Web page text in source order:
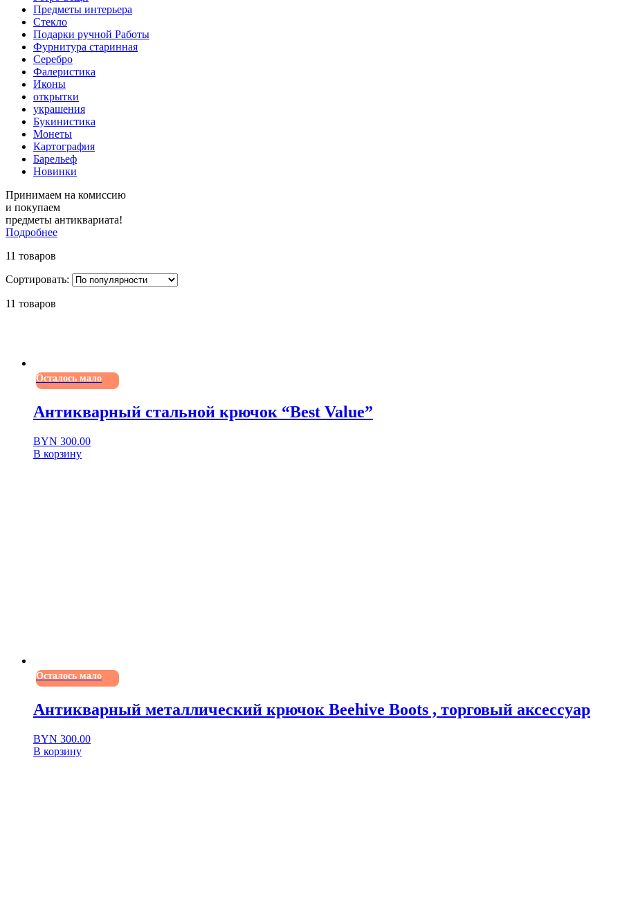
Предметы интерьера
Стекло
Подарки ручной Работы
Фурнитура старинная
Серебро
Фалеристика
Иконы
открытки
украшения
Букинистика
Монеты
Картография
Барельеф
Новинки
Принимаем на комиссию
и покупаем
предметы антиквариата!
Подробнее
11 товаров
Сортировать:
11 товаров
Осталось мало
Антикварный стальной крючок “Best Value”
BYN 300.00
В корзину
Осталось мало
Антикварный металлический крючок Beehive Boots , торговый аксессуар
BYN 300.00
В корзину